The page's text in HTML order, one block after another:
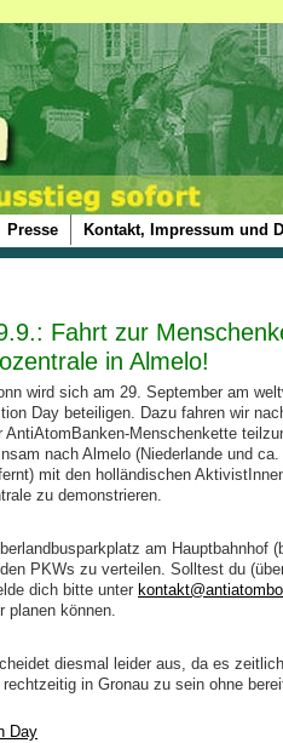
Presse Kontakt, Impressum und
Fahrt zur
in Almelo!
wird sich am 29. September am
Day beteiligen. Dazu fahren wir
AntiAtomBanken-Menschenkette
nach Almelo (Niederlande und
mit den holländischen
zu demonstrieren.
am Hauptbahnhof
PKWs zu verteilen. Solltest du
dich bitte unter
planen können.
diesmal leider aus, da es
in Gronau zu sein ohne
Day